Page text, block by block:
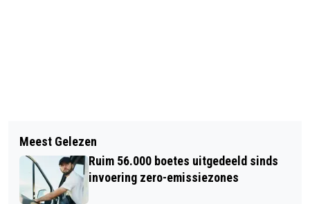
Meest Gelezen
Ruim 56.000 boetes uitgedeeld sinds
invoering zero-emissiezones